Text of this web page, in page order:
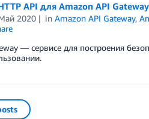
API для Amazon API Gateway
2020 inAmazon API Gateway,
— сервисе для построения